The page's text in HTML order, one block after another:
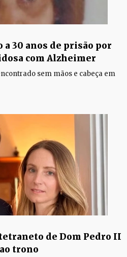
a 30 anos de prisão por
com Alzheimer
sem mãos e cabeça em
de Dom Pedro II
trono